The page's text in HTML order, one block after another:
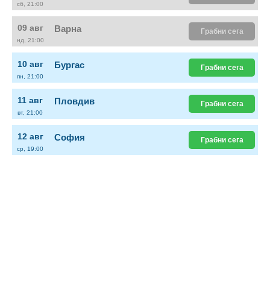
сб, 21:00
09 авг
нд, 21:00
Варна Грабни сега
10 авг
пн, 21:00
Бургас Грабни сега
11 авг
вт, 21:00
Пловдив Грабни сега
12 авг
ср, 19:00
София Грабни сега